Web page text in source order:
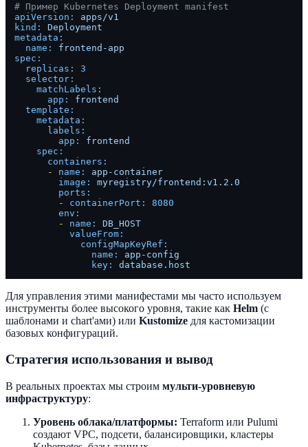
# Пример Kubernetes Deployment manifest
apiVersion:
apps/v1
kind:
Deployment
metadata:
name:
frontend-app
spec:
replicas:
3
selector:
matchLabels:
app:
frontend
template:
metadata:
labels:
app:
frontend
spec:
containers:
-
name:
app-container
image:
myregistry/frontend:v1.2.0
ports:
-
containerPort:
8080
env:
-
name:
DB_HOST
valueFrom:
configMapKeyRef:
name:
app-config
key:
database.host
Для управления этими манифестами мы часто используем
инструменты более высокого уровня, такие как Helm (с
шаблонами и chart'ами) или Kustomize для кастомизации
базовых конфигураций.
Стратегия использования и вывод
В реальных проектах мы строим мульти-уровневую
инфраструктуру:
Уровень облака/платформы: Terraform или Pulumi
создают VPC, подсети, балансировщики, кластеры